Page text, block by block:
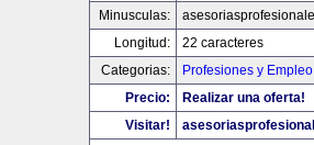
Minusculas:
Longitud:
22 caracteres
Categorias:
Profesiones y Empleo
Precio:
Realizar una oferta!
Visitar!